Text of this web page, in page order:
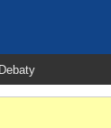
Debaty